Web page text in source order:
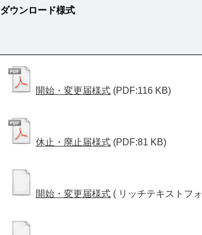
ダウンロード様式
開始・変更届様式 (PDF:116 KB)
休止・廃止届様式 (PDF:81 KB)
開始・変更届様式 ( リッチテキストフ